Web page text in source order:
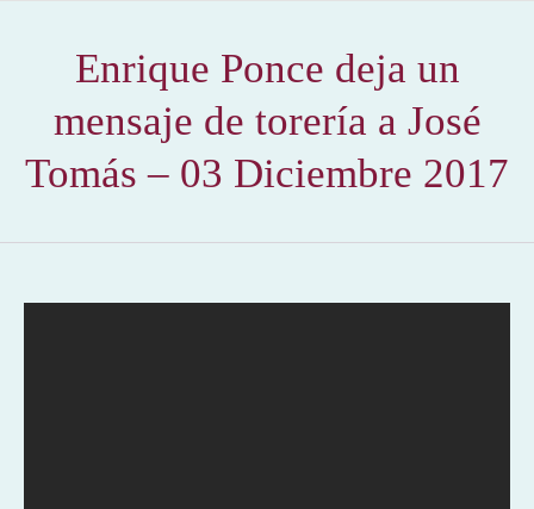
Enrique Ponce deja un
mensaje de torería a José
Tomás – 03 Diciembre 2017